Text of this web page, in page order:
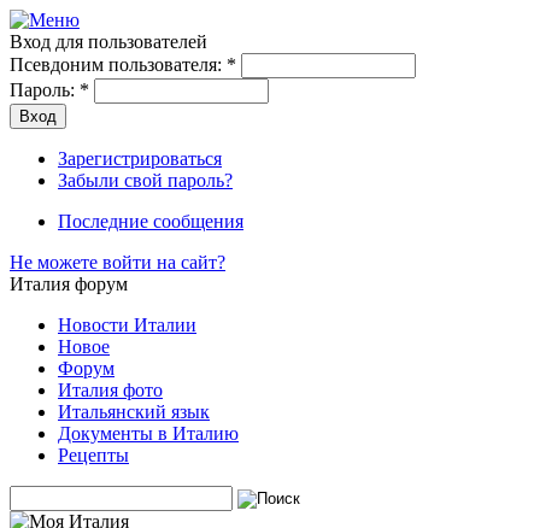
Вход для пользователей
Псевдоним пользователя: *
Пароль: *
Зарегистрироваться
Забыли свой пароль?
Последние сообщения
Не можете войти на сайт?
Италия форум
Новости Италии
Новое
Форум
Италия фото
Итальянский язык
Документы в Италию
Рецепты